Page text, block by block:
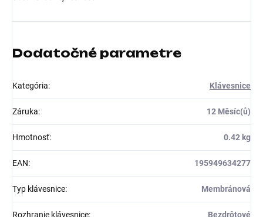
Dodatočné parametre
Kategória: Klávesnice
Záruka: 12 Měsíc(ů)
Hmotnosť: 0.42 kg
EAN: 195949634277
Typ klávesnice: Membránová
Rozhranie klávesnice: Bezdrôtové